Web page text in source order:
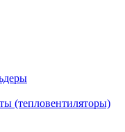
(тепловентиляторы)